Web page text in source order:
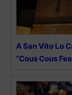
A San Vito Lo
“Cous Cous